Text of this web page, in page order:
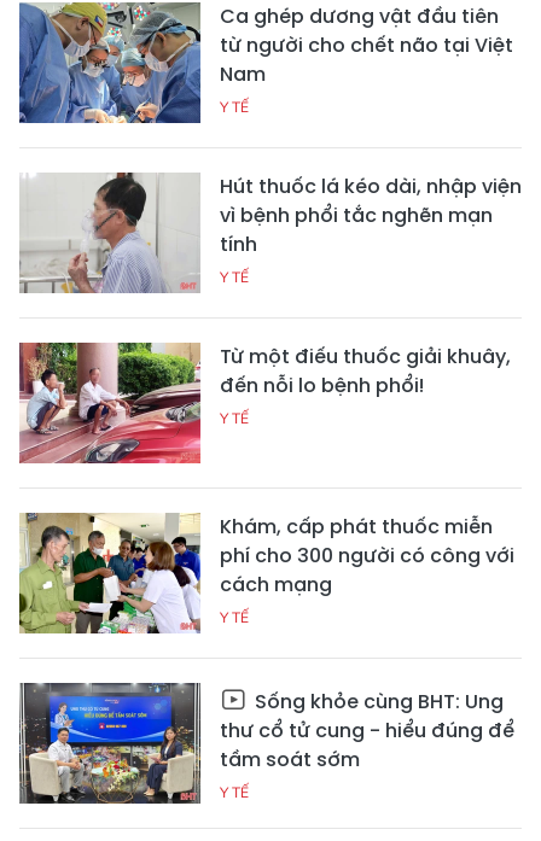
Ca ghép dương vật đầu tiên
từ người cho chết não tại Việt
Nam
Y TẾ
Hút thuốc lá kéo dài, nhập viện
vì bệnh phổi tắc nghẽn mạn
tính
Y TẾ
Từ một điếu thuốc giải khuây,
đến nỗi lo bệnh phổi!
Y TẾ
Khám, cấp phát thuốc miễn
phí cho 300 người có công với
cách mạng
Y TẾ
Sống khỏe cùng BHT: Ung
thư cổ tử cung - hiểu đúng để
tầm soát sớm
Y TẾ